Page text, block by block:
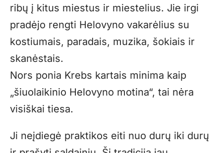
ribų į kitus miestus ir miestelius. Jie irgi
pradėjo rengti Helovyno vakarėlius su
kostiumais, paradais, muzika, šokiais ir
skanėstais.
Nors ponia Krebs kartais minima kaip
„šiuolaikinio Helovyno motina“, tai nėra
visiškai tiesa.
Ji neįdiegė praktikos eiti nuo durų iki durų